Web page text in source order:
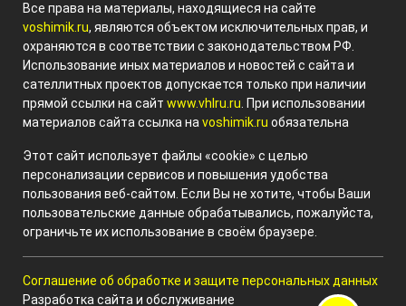
Все права на материалы, находящиеся на сайте
voshimik.ru, являются объектом исключительных прав, и
охраняются в соответствии с законодательством РФ.
Использование иных материалов и новостей с сайта и
сателлитных проектов допускается только при наличии
прямой ссылки на сайт www.vhlru.ru. При использовании
материалов сайта ссылка наvoshimik.ru обязательна
Этот сайт использует файлы «cookie» с целью
персонализации сервисов и повышения удобства
пользования веб-сайтом. Если Вы не хотите, чтобы Ваши
пользовательские данные обрабатывались, пожалуйста,
ограничьте их использование в своём браузере.
Соглашение об обработке и защите персональных данных
Разработка сайта и обслуживание